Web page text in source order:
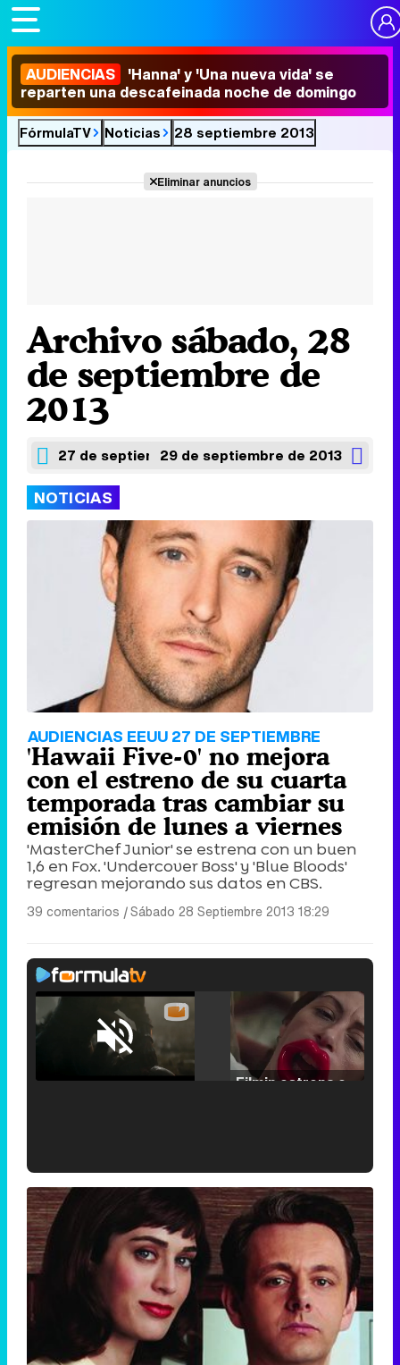
AUDIENCIAS 'Hanna' y 'Una nueva vida' se
reparten una descafeinada noche de domingo
FórmulaTV Noticias 28 septiembre 2013
Eliminar anuncios
Archivo sábado, 28
de septiembre de
2013
27 de septiembre de 201329 de septiembre de 2013
NOTICIAS
AUDIENCIAS EEUU 27 DE SEPTIEMBRE
'Hawaii Five-0' no mejora
con el estreno de su cuarta
temporada tras cambiar su
emisión de lunes a viernes
'MasterChef Junior' se estrena con un buen
1,6 en Fox. 'Undercover Boss' y 'Blue Bloods'
regresan mejorando sus datos en CBS.
39 comentarios |Sábado 28 Septiembre 2013 18:29
Unmute /
'120 Minutos' celebra sus 2.000 programas en Telemadrid con un vídeo del día a día en la redacción
Tráiler de '33 días', la nueva serie de Atresplayer con Julián Villagrán y José Manuel Poga